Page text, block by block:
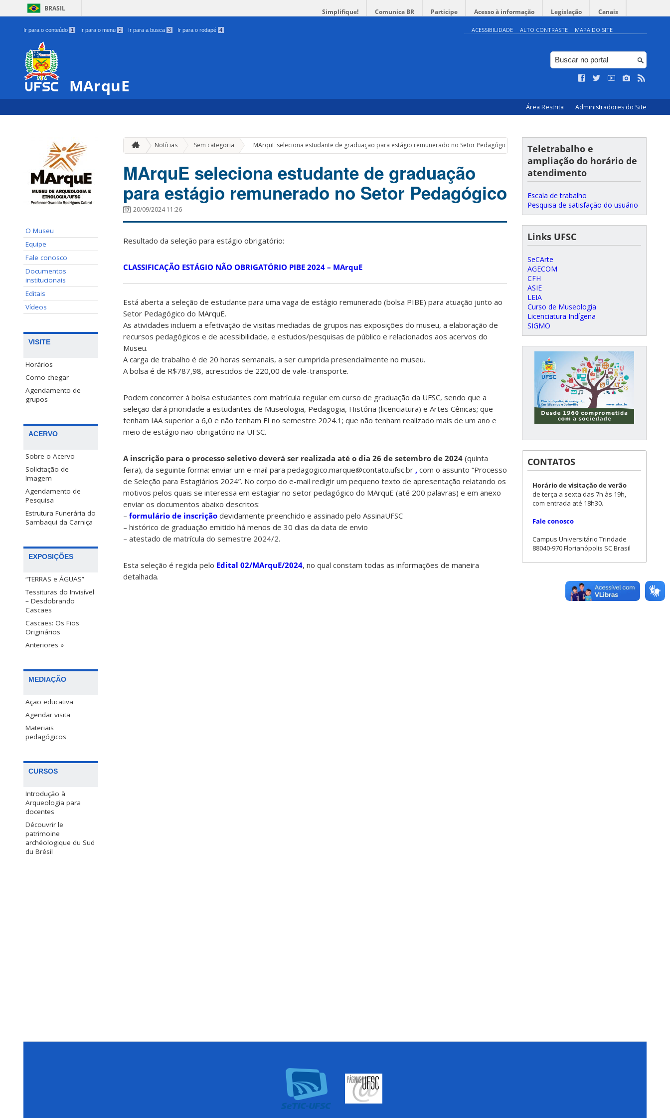
BRASIL Simplifique! Comunica BR Participe Acesso à informação Legislação Canais
Ir para o conteúdo 1 Ir para o menu 2 Ir para a busca 3 Ir para o rodapé 4 ACESSIBILIDADE ALTO CONTRASTE MAPA DO SITE
MArquE
Área Restrita Administradores do Site
O Museu
Equipe
Fale conosco
Documentos
institucionais
Editais
Vídeos
VISITE
Horários
Como chegar
Agendamento de
grupos
ACERVO
Sobre o Acervo
Solicitação de
Imagem
Agendamento de
Pesquisa
Estrutura Funerária do
Sambaqui da Carniça
EXPOSIÇÕES
“TERRAS e ÁGUAS”
Tessituras do Invisível
– Desdobrando
Cascaes
Cascaes: Os Fios
Originários
Anteriores »
MEDIAÇÃO
Ação educativa
Agendar visita
Materiais
pedagógicos
CURSOS
Introdução à
Arqueologia para
docentes
Découvrir le
patrimoine
archéologique du Sud
du Brésil
Notícias Sem categoria » MArquE seleciona estudante de graduação para estágio remunerado no Setor Pedagógico
MArquE seleciona estudante de graduação
para estágio remunerado no Setor Pedagógico
20/09/2024 11:26
Resultado da seleção para estágio obrigatório:
CLASSIFICAÇÃO ESTÁGIO NÃO OBRIGATÓRIO PIBE 2024 – MArquE
Está aberta a seleção de estudante para uma vaga de estágio remunerado (bolsa PIBE) para atuação junto ao
Setor Pedagógico do MArquE.
As atividades incluem a efetivação de visitas mediadas de grupos nas exposições do museu, a elaboração de
recursos pedagógicos e de acessibilidade, e estudos/pesquisas de público e relacionados aos acervos do
Museu.
A carga de trabalho é de 20 horas semanais, a ser cumprida presencialmente no museu.
A bolsa é de R$787,98, acrescidos de 220,00 de vale-transporte.
Podem concorrer à bolsa estudantes com matrícula regular em curso de graduação da UFSC, sendo que a
seleção dará prioridade a estudantes de Museologia, Pedagogia, História (licenciatura) e Artes Cênicas; que
tenham IAA superior a 6,0 e não tenham FI no semestre 2024.1; que não tenham realizado mais de um ano e
meio de estágio não-obrigatório na UFSC.
A inscrição para o processo seletivo deverá ser realizada até o dia 26 de setembro de 2024 (quinta
feira), da seguinte forma: enviar um e-mail para pedagogico.marque@contato.ufsc.br , com o assunto “Processo
de Seleção para Estagiários 2024”. No corpo do e-mail redigir um pequeno texto de apresentação relatando os
motivos pelos quais se interessa em estagiar no setor pedagógico do MArquE (até 200 palavras) e em anexo
enviar os documentos abaixo descritos:
– formulário de inscrição devidamente preenchido e assinado pelo AssinaUFSC
– histórico de graduação emitido há menos de 30 dias da data de envio
– atestado de matrícula do semestre 2024/2.
Esta seleção é regida pelo Edital 02/MArquE/2024, no qual constam todas as informações de maneira
detalhada.
Teletrabalho e
ampliação do horário de
atendimento
Escala de trabalho
Pesquisa de satisfação do usuário
Links UFSC
SeCArte
AGECOM
CFH
ASIE
LEIA
Curso de Museologia
Licenciatura Indígena
SIGMO
CONTATOS
Horário de visitação de verão
de terça a sexta das 7h às 19h,
com entrada até 18h30.
Fale conosco
Campus Universitário Trindade
88040-970 Florianópolis SC Brasil